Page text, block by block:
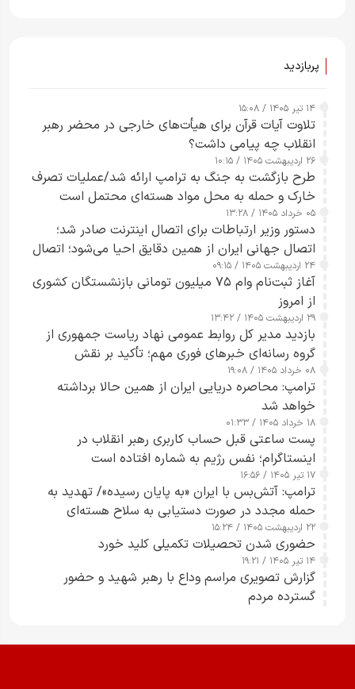
پربازدید
۱۴ تیر ۱۴۰۵ / ۱۵:۰۸
تلاوت آیات قرآن برای هیأت‌های خارجی در محضر رهبر
انقلاب چه پیامی داشت؟
۲۶ اردیبهشت ۱۴۰۵ / ۱۰:۱۵
طرح‌ بازگشت به جنگ به ترامپ ارائه شد/عملیات تصرف
خارک و حمله به محل مواد هسته‌ای محتمل است
۰۵ خرداد ۱۴۰۵ / ۱۳:۲۸
دستور وزیر ارتباطات برای اتصال اینترنت صادر شد؛
اتصال جهانی ایران از همین دقایق احیا می‌شود؛ اتصال
کامل مردم تا ۲۴ ساعت آینده
۲۴ اردیبهشت ۱۴۰۵ / ۰۹:۱۵
آغاز ثبت‌نام وام ۷۵ میلیون تومانی بازنشستگان کشوری
از امروز
۲۹ اردیبهشت ۱۴۰۵ / ۱۳:۴۲
بازدید مدیر کل روابط عمومی نهاد ریاست جمهوری از
گروه رسانه‌ای خبرهای فوری مهم؛ تأکید بر نقش
رسانه‌های هوشمند و مسئول در ارتقای آگاهی عمومی
۰۸ خرداد ۱۴۰۵ / ۱۹:۰۸
ترامپ: محاصره دریایی ایران از همین حالا برداشته
خواهد شد
۱۸ خرداد ۱۴۰۵ / ۰۱:۳۳
پست ساعتی قبل حساب کاربری رهبر انقلاب در
اینستاگرام؛ نفس رژیم به شماره افتاده است​
۱۷ تیر ۱۴۰۵ / ۱۶:۵۶
ترامپ: آتش‌بس با ایران «به پایان رسیده»/ تهدید به
حمله مجدد در صورت دستیابی به سلاح هسته‌ای
۲۲ اردیبهشت ۱۴۰۵ / ۱۵:۲۴
حضوری شدن تحصیلات تکمیلی کلید خورد
۱۴ تیر ۱۴۰۵ / ۱۹:۲۱
گزارش تصویری مراسم وداع با رهبر شهید و حضور
گسترده مردم